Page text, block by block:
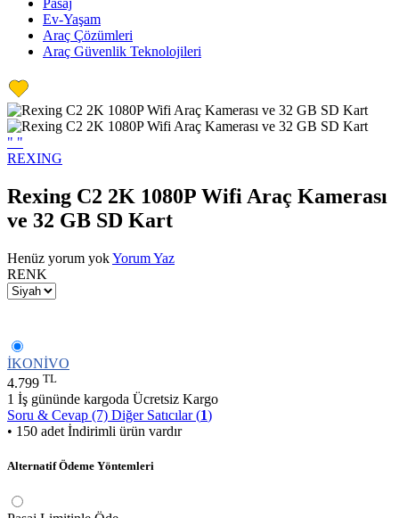
Pasaj
Ev-Yaşam
Araç Çözümleri
Araç Güvenlik Teknolojileri
" "
REXING
Rexing C2 2K 1080P Wifi Araç Kamerası
ve 32 GB SD Kart
Henüz yorum yokYorum Yaz
RENK
İKONİVO
4.799 TL
1 İş gününde kargoda Ücretsiz Kargo
Soru & Cevap (7) Diğer Satıcılar (1)
• 150 adet İndirimli ürün vardır
Alternatif Ödeme Yöntemleri